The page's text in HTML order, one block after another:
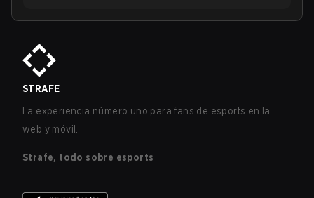
STRAFE
La experiencia número uno para fans de esports en la
web y móvil.
Strafe, todo sobre esports